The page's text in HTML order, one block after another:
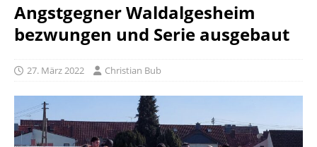
Angstgegner Waldalgesheim
bezwungen und Serie ausgebaut
27. März 2022 Christian Bub